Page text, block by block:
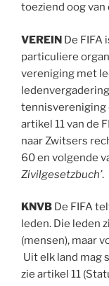
toeziend oog van
VEREIN De FIFA
particuliere
vereniging met
tennisvereniging
artikel 11 van de
naar Zwitsers
60 en volgende
Zivilgesetzbuch’.
KNVB De FIFA
leden. Die leden
(mensen), maar
Uit elk land mag
zie artikel 11